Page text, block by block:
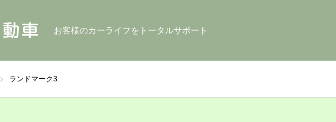
お客様のカーライフをトータルサポート
ランドマーク3